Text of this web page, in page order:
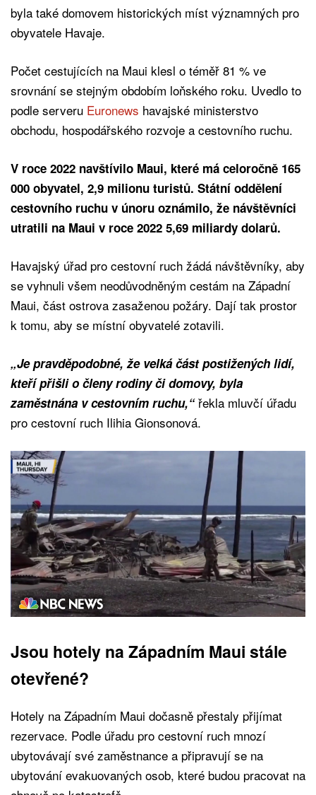
byla také domovem historických míst významných pro
obyvatele Havaje.
Počet cestujících na Maui klesl o téměř 81 % ve
srovnání se stejným obdobím loňského roku. Uvedlo to
podle serveru Euronews havajské ministerstvo
obchodu, hospodářského rozvoje a cestovního ruchu.
V roce 2022 navštívilo Maui, které má celoročně 165
000 obyvatel, 2,9 milionu turistů. Státní oddělení
cestovního ruchu v únoru oznámilo, že návštěvníci
utratili na Maui v roce 2022 5,69 miliardy dolarů.
Havajský úřad pro cestovní ruch žádá návštěvníky, aby
se vyhnuli všem neodůvodněným cestám na Západní
Maui, část ostrova zasaženou požáry. Dají tak prostor
k tomu, aby se místní obyvatelé zotavili.
„Je pravděpodobné, že velká část postižených lidí,
kteří přišli o členy rodiny či domovy, byla
zaměstnána v cestovním ruchu,“řekla mluvčí úřadu
pro cestovní ruch Ilihia Gionsonová.
Jsou hotely na Západním Maui stále
otevřené?
Hotely na Západním Maui dočasně přestaly přijímat
rezervace. Podle úřadu pro cestovní ruch mnozí
ubytovávají své zaměstnance a připravují se na
ubytování evakuovaných osob, které budou pracovat na